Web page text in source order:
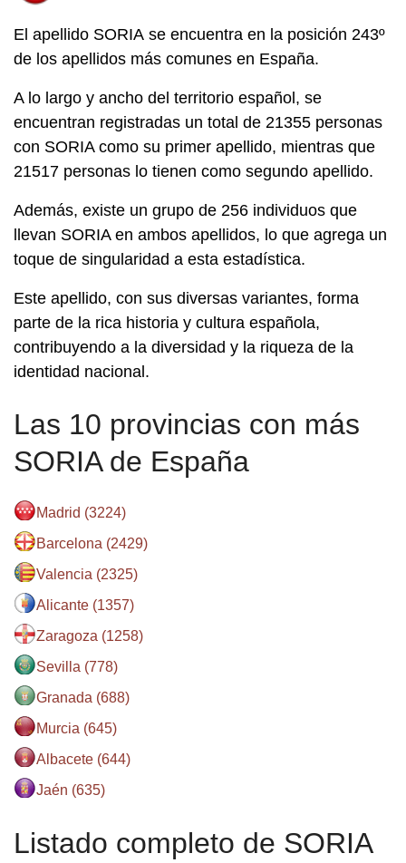
El apellido SORIA se encuentra en la posición 243º
de los apellidos más comunes en España.
A lo largo y ancho del territorio español, se
encuentran registradas un total de 21355 personas
con SORIA como su primer apellido, mientras que
21517 personas lo tienen como segundo apellido.
Además, existe un grupo de 256 individuos que
llevan SORIA en ambos apellidos, lo que agrega un
toque de singularidad a esta estadística.
Este apellido, con sus diversas variantes, forma
parte de la rica historia y cultura española,
contribuyendo a la diversidad y la riqueza de la
identidad nacional.
Las 10 provincias con más
SORIA de España
Madrid (3224)
Barcelona (2429)
Valencia (2325)
Alicante (1357)
Zaragoza (1258)
Sevilla (778)
Granada (688)
Murcia (645)
Albacete (644)
Jaén (635)
Listado completo de SORIA